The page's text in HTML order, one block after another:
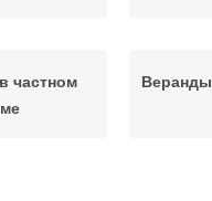
частном